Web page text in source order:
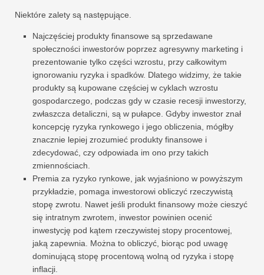
Niektóre zalety są następujące.
Najczęściej produkty finansowe są sprzedawane
społeczności inwestorów poprzez agresywny marketing i
prezentowanie tylko części wzrostu, przy całkowitym
ignorowaniu ryzyka i spadków. Dlatego widzimy, że takie
produkty są kupowane częściej w cyklach wzrostu
gospodarczego, podczas gdy w czasie recesji inwestorzy,
zwłaszcza detaliczni, są w pułapce. Gdyby inwestor znał
koncepcję ryzyka rynkowego i jego obliczenia, mógłby
znacznie lepiej zrozumieć produkty finansowe i
zdecydować, czy odpowiada im ono przy takich
zmiennościach.
Premia za ryzyko rynkowe, jak wyjaśniono w powyższym
przykładzie, pomaga inwestorowi obliczyć rzeczywistą
stopę zwrotu. Nawet jeśli produkt finansowy może cieszyć
się intratnym zwrotem, inwestor powinien ocenić
inwestycję pod kątem rzeczywistej stopy procentowej,
jaką zapewnia. Można to obliczyć, biorąc pod uwagę
dominującą stopę procentową wolną od ryzyka i stopę
inflacji.